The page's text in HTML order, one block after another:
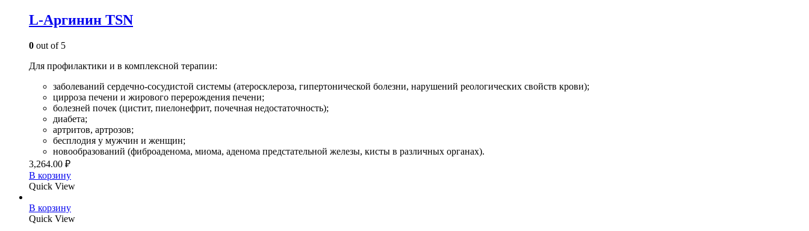
L-Аргинин TSN
0 out of 5
Для профилактики и в комплексной терапии:
заболеваний сердечно-сосудистой системы (атеросклероза, гипертонической болезни, нарушений реологических свойств крови);
цирроза печени и жирового перерождения печени;
болезней почек (цистит, пиелонефрит, почечная недостаточность);
диабета;
артритов, артрозов;
бесплодия у мужчин и женщин;
новообразований (фиброаденома, миома, аденома предстательной железы, кисты в различных органах).
3,264.00 ₽
В корзину
Quick View
В корзину
Quick View